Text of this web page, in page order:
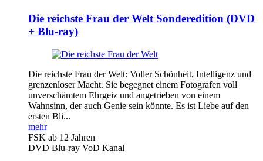
Die reichste Frau der Welt Sonderedition (DVD
+ Blu-ray)
Die reichste Frau der Welt: Voller Schönheit, Intelligenz und
grenzenloser Macht. Sie begegnet einem Fotografen voll
unverschämtem Ehrgeiz und angetrieben von einem
Wahnsinn, der auch Genie sein könnte. Es ist Liebe auf den
ersten Bli...
mehr
FSK ab 12 Jahren
DVD Blu-ray VoD Kanal